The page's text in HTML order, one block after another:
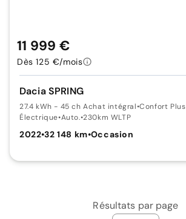
Dacia SPRING
27.4 kWh - 45 ch Achat intégral•Confort Plus
Électrique•Auto.•230km WLTP
2022•32 148 km•Occasion
11 999 €
Dès 125 €/mois
Résultats par page